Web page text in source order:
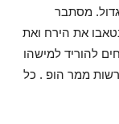
מסתבר
את הירח ואת
להוריד למישהו
ממר הופ . כל